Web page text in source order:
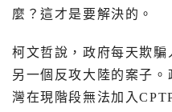
麼？這才是要解決的。
柯文哲說，政府每天欺
另一個反攻大陸的案子
灣在現階段無法加入